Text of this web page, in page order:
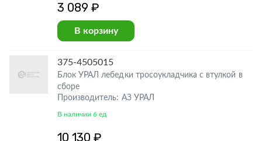
3 089 ₽
В корзину
375-4505015
Блок УРАЛ лебедки тросоукладчика с втулкой в
сборе
Производитель: АЗ УРАЛ
В наличии 6 ед
10 130 ₽